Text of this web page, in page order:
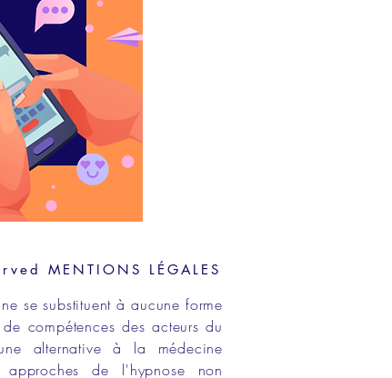
MENTIONS LÉGALES
se substituent à aucune forme
compétences des acteurs du
alternative à la médecine
de l'hypnose non